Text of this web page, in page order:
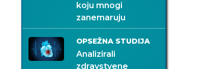
koju mnogi
zanemaruju
OPSEŽNA STUDIJA
Analizirali
zdravstvene